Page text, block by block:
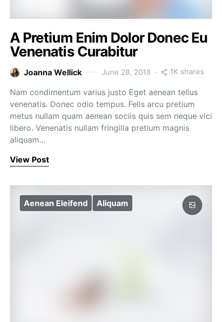
A Pretium Enim Dolor Donec Eu
Venenatis Curabitur
Joanna Wellick June 28, 2018 1K shares
Nam condimentum varius justo Eget aenean tellus
venenatis. Donec odio tempus. Felis arcu pretium
metus nullam quam aenean sociis quis sem neque vici
libero. Venenatis nullam fringilla pretium magnis
aliquam…
View Post
Aenean Eleifend Aliquam